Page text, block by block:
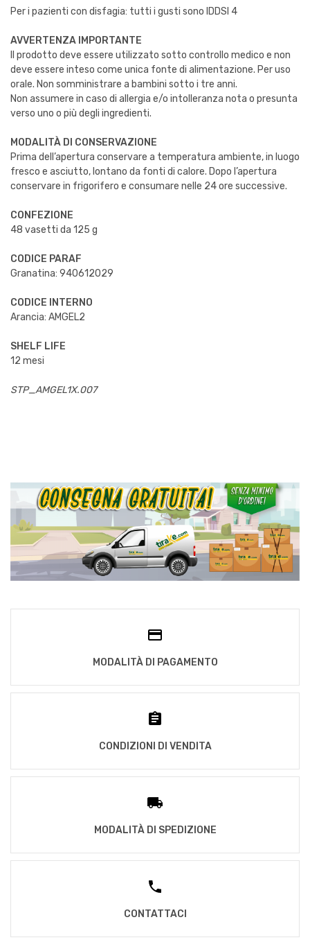
Per i pazienti con disfagia: tutti i gusti sono IDDSI 4
AVVERTENZA IMPORTANTE
Il prodotto deve essere utilizzato sotto controllo medico e non
deve essere inteso come unica fonte di alimentazione. Per uso
orale. Non somministrare a bambini sotto i tre anni.
Non assumere in caso di allergia e/o intolleranza nota o presunta
verso uno o più degli ingredienti.
MODALITÀ DI CONSERVAZIONE
Prima dell’apertura conservare a temperatura ambiente, in luogo
fresco e asciutto, lontano da fonti di calore. Dopo l’apertura
conservare in frigorifero e consumare nelle 24 ore successive.
CONFEZIONE
48 vasetti da 125 g
CODICE PARAF
Granatina: 940612029
CODICE INTERNO
Arancia: AMGEL2
SHELF LIFE
12 mesi
STP_AMGEL1X.007
MODALITÀ DI PAGAMENTO
CONDIZIONI DI VENDITA
MODALITÀ DI SPEDIZIONE
CONTATTACI